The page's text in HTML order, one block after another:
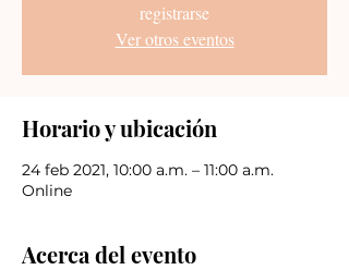
registrarse
Ver otros eventos
Horario y ubicación
24 feb 2021, 10:00 a.m. – 11:00 a.m.
Online
Acerca del evento